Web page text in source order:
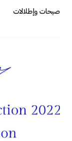
صيحات وإطلالات